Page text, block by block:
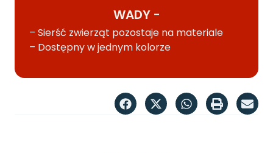
WADY -
– Sierść zwierząt pozostaje na materiale
– Dostępny w jednym kolorze